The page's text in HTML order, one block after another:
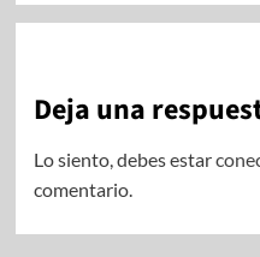
Deja una
Lo siento, debes estar
comentario.